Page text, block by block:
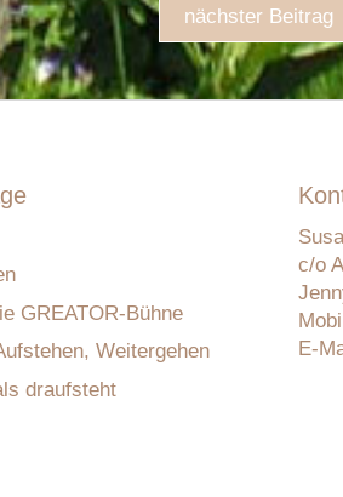
nächster Beitrag
GREATOR-Bühne
Weitergehen
draufsteht
c/o
E-